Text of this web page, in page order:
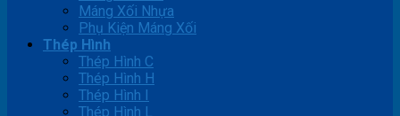
Máng Xối Nhựa
Phụ Kiện Máng Xối
Thép Hình
Thép Hình C
Thép Hình H
Thép Hình I
Thép Hình L